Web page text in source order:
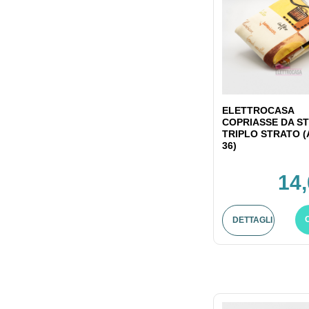
ELETTROCASA
COPRIASSE DA
TRIPLO STRATO
36)
DETTAGLI